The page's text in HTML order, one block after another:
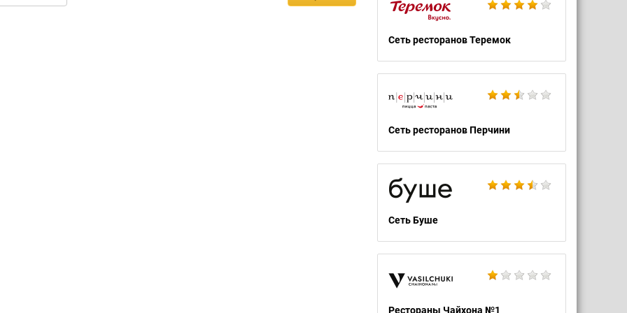
Сеть ресторанов Теремок
Сеть ресторанов Перчини
Сеть Буше
Рестораны Чайхона №1